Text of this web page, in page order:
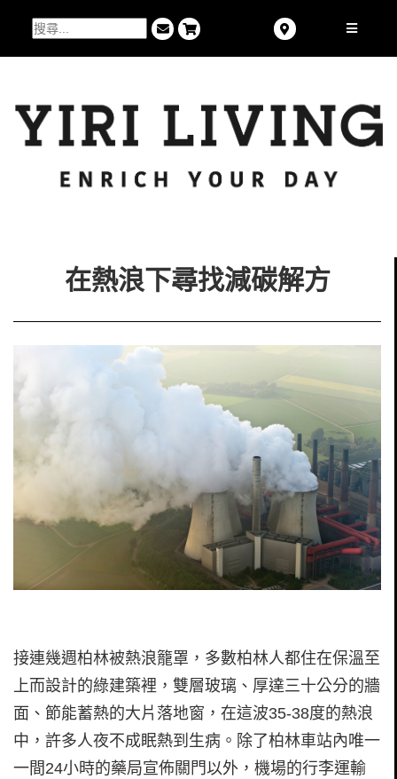
在熱浪下尋找減碳解方
接連幾週柏林被熱浪籠罩，多數柏林人都住在保溫至
上而設計的綠建築裡，雙層玻璃、厚達三十公分的牆
面、節能蓄熱的大片落地窗，在這波35-38度的熱浪
中，許多人夜不成眠熱到生病。除了柏林車站內唯一
一間24小時的藥局宣佈關門以外，機場的行李運輸